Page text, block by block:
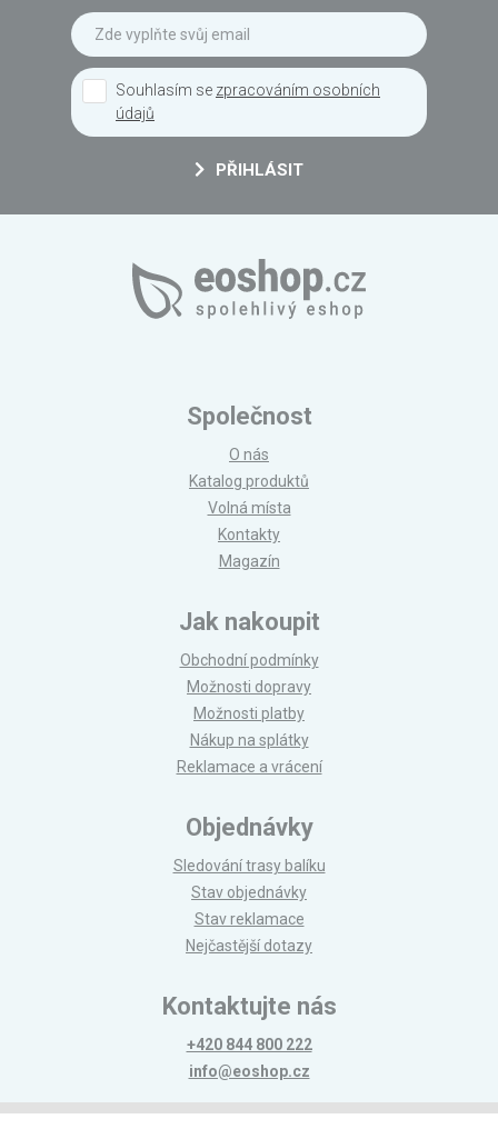
Souhlasím se zpracováním osobních
údajů
PŘIHLÁSIT
Společnost
O nás
Katalog produktů
Volná místa
Kontakty
Magazín
Jak nakoupit
Obchodní podmínky
Možnosti dopravy
Možnosti platby
Nákup na splátky
Reklamace a vrácení
Objednávky
Sledování trasy balíku
Stav objednávky
Stav reklamace
Nejčastější dotazy
Kontaktujte nás
+420 844 800 222
info@eoshop.cz